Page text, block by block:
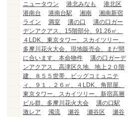
ニュータウン
港北みなも
港北区
港南台
港南台駅 湘南
湘南新宿
ライン
満室 溝の口
溝の口ガー
デンアクアス、15階部分、91.26㎡、
４LDK、東京タワー、スカイツリー、
多摩川花火大会、現地販売会、まだ間
に合います、本命物件
溝の口ガーデ
ンアクアス、高津区久地、地上２０階
建、８５５世帯、ビッグコミュニテ
ィ、９１．２６㎡、４LDK、角部屋、
東京タワー、スカイツリー、新宿高層
ビル群、多摩川花火大会
溝の口駅
激レア
濁流 瀬谷 瀬谷区
瀬谷